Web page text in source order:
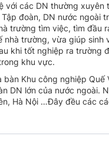
các DN thường xuyên
đoàn, DN nước ngoài
trường tìm việc, tìm đầu
trường, vừa giúp
khi tốt nghiệp ra
khu vực.
Khu công nghiệp
DN lớn của nước ngoài.
Hà Nội …Đây đều các